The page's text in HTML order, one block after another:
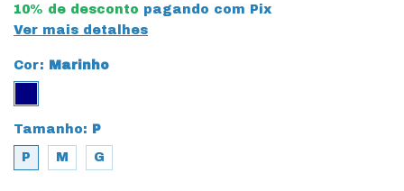
10% de desconto pagando com Pix
Ver mais detalhes
Cor: Marinho
Tamanho: P
P M G